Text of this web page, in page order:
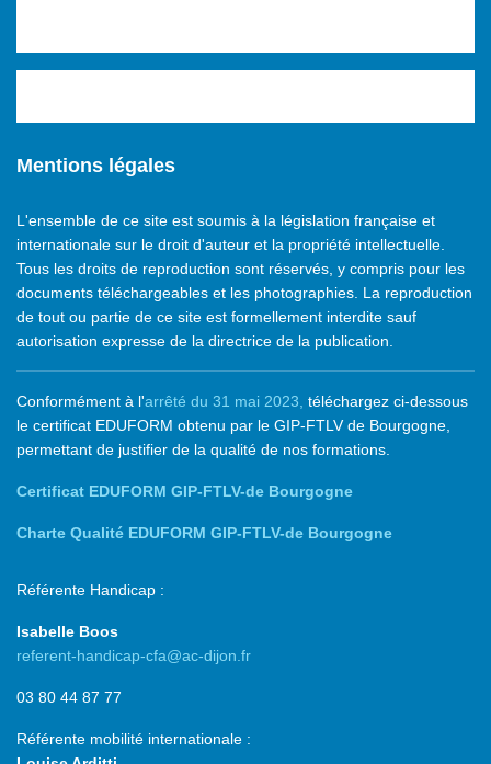
Mentions légales
L'ensemble de ce site est soumis à la législation française et
internationale sur le droit d'auteur et la propriété intellectuelle.
Tous les droits de reproduction sont réservés, y compris pour les
documents téléchargeables et les photographies. La reproduction
de tout ou partie de ce site est formellement interdite sauf
autorisation expresse de la directrice de la publication.
Conformément à l'arrêté du 31 mai 2023, téléchargez ci-dessous
le certificat EDUFORM obtenu par le GIP-FTLV de Bourgogne,
permettant de justifier de la qualité de nos formations.
Certificat EDUFORM GIP-FTLV-de Bourgogne
Charte Qualité EDUFORM GIP-FTLV-de Bourgogne
Référente Handicap :
Isabelle Boos
referent-handicap-cfa@ac-dijon.fr
03 80 44 87 77
Référente mobilité internationale :